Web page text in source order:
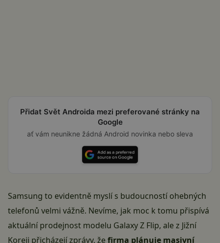
Přidat Svět Androida mezi preferované stránky na
Google
ať vám neunikne žádná Android novinka nebo sleva
Samsung to evidentně myslí s budoucností ohebných
telefonů velmi vážně. Nevíme, jak moc k tomu přispívá
aktuální prodejnost modelu Galaxy Z Flip, ale z Jižní
Koreji přicházejí zprávy, žefirma plánuje masivní